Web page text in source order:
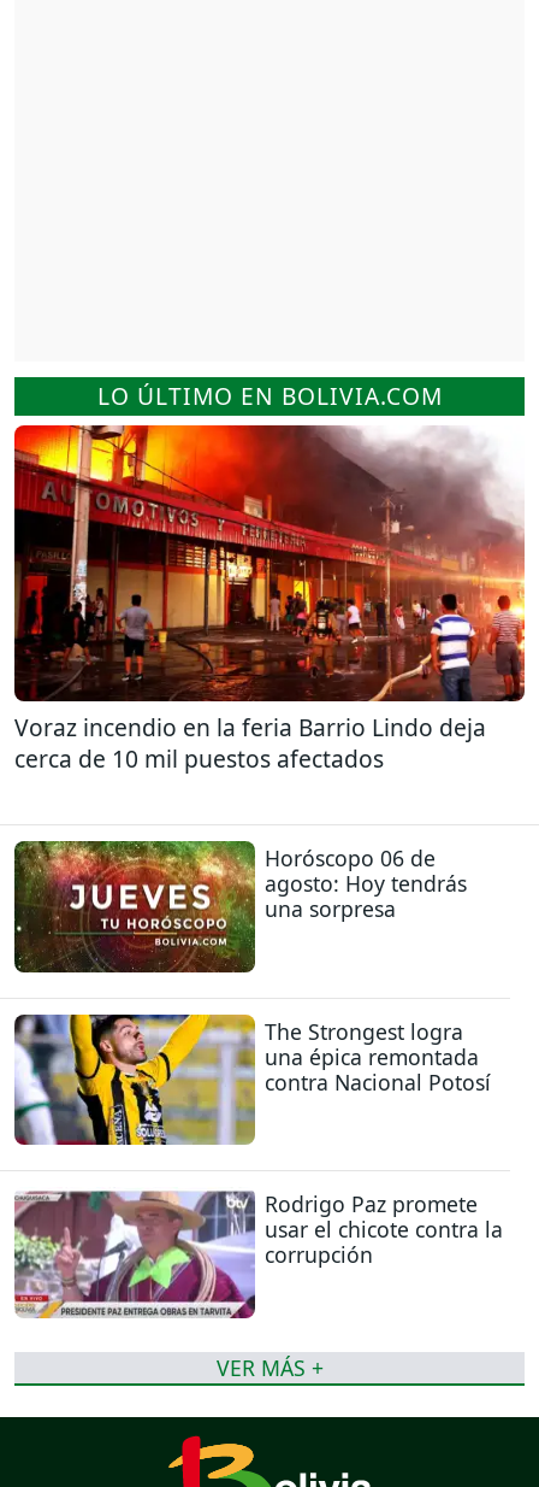
LO ÚLTIMO EN BOLIVIA.COM
Voraz incendio en la feria Barrio Lindo deja
cerca de 10 mil puestos afectados
Horóscopo 06 de
agosto: Hoy tendrás
una sorpresa
The Strongest logra
una épica remontada
contra Nacional Potosí
Rodrigo Paz promete
usar el chicote contra la
corrupción
VER MÁS +